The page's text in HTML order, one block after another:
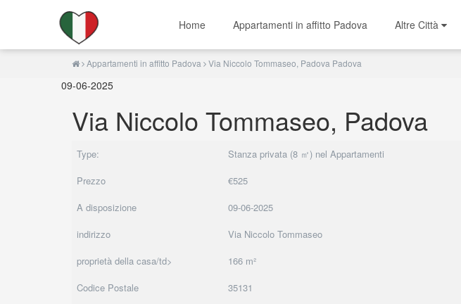
Home Appartamenti in affitto Padova Altre Città
Appartamenti in affitto Padova Via Niccolo Tommaseo, Padova Padova
09-06-2025
Via Niccolo Tommaseo, Padova
Type:
Stanza privata (8 ㎡) nel Appartamenti
Prezzo
€525
A disposizione
09-06-2025
indirizzo
Via Niccolo Tommaseo
proprietà della casa/td>
166 m²
Codice Postale
35131